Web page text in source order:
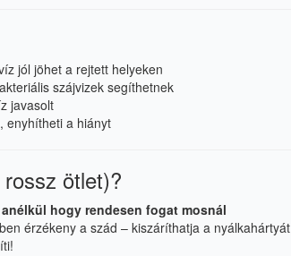
jól jöhet a rejtett helyeken
szájvizek segíthetnek
javasolt
a hiányt
ötlet)?
hogy rendesen fogat mosnál
érzékeny a szád – kiszáríthatja a nyálkahártyát